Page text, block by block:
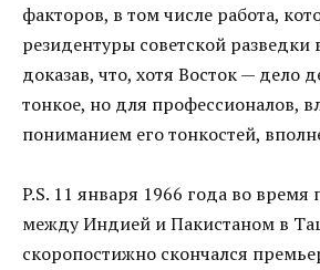
факторов, в том числе работа,
резидентуры советской разведки
доказав, что, хотя Восток — дело
тонкое, но для профессионалов,
пониманием его тонкостей,
P.S. 11 января 1966 года во время
между Индией и Пакистаном в
скоропостижно скончался